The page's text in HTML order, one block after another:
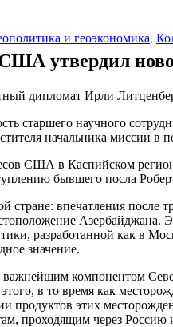
и геоэкономика,
утвердил
дипломат Ирли
старшего научного
начальника
США в Каспийском
бывшего посла
впечатления после
Азербайджана.
разработанной как в
значение.
важнейшим компонентом
в то время как
продуктов этих
проходящим через